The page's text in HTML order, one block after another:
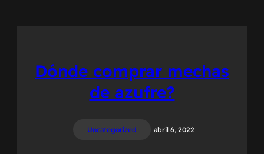
Dónde comprar mechas
de azufre?
Uncategorized abril 6, 2022